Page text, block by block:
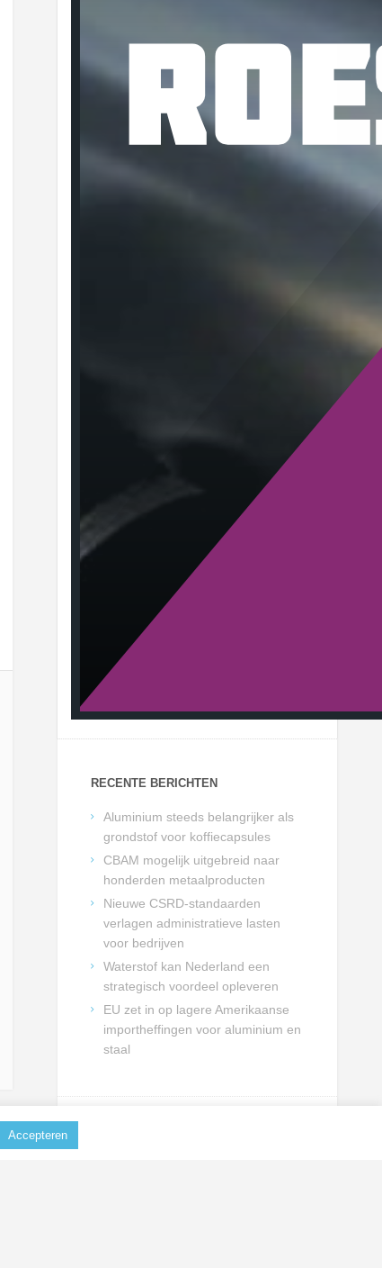
RECENTE BERICHTEN
Aluminium steeds belangrijker als
grondstof voor koffiecapsules
CBAM mogelijk uitgebreid naar
honderden metaalproducten
Nieuwe CSRD-standaarden
verlagen administratieve lasten
voor bedrijven
Waterstof kan Nederland een
strategisch voordeel opleveren
EU zet in op lagere Amerikaanse
importheffingen voor aluminium en
staal
Accepteren